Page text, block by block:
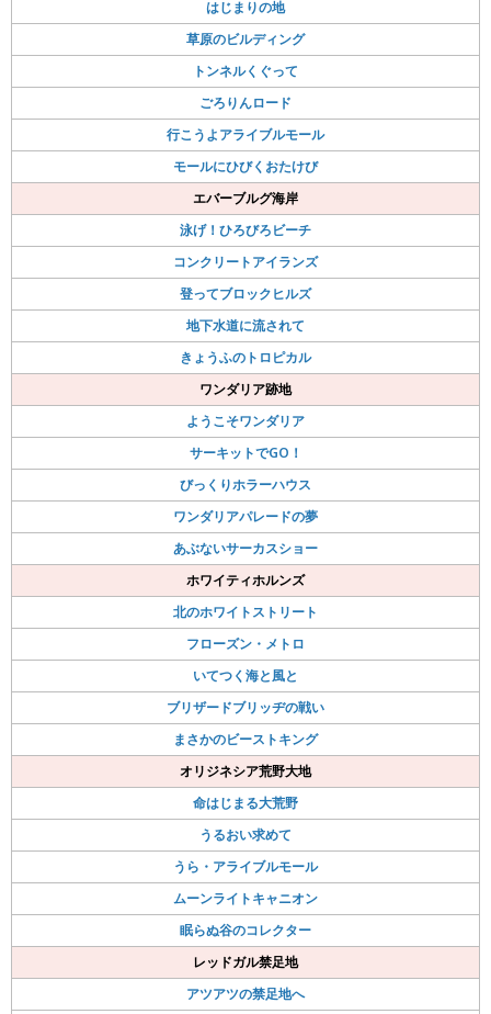
はじまりの地
草原のビルディング
トンネルくぐって
ごろりんロード
行こうよアライブルモール
モールにひびくおたけび
エバーブルグ海岸
泳げ！ひろびろビーチ
コンクリートアイランズ
登ってブロックヒルズ
地下水道に流されて
きょうふのトロピカル
ワンダリア跡地
ようこそワンダリア
サーキットでGO！
びっくりホラーハウス
ワンダリアパレードの夢
あぶないサーカスショー
ホワイティホルンズ
北のホワイトストリート
フローズン・メトロ
いてつく海と風と
ブリザードブリッヂの戦い
まさかのビーストキング
オリジネシア荒野大地
命はじまる大荒野
うるおい求めて
うら・アライブルモール
ムーンライトキャニオン
眠らぬ谷のコレクター
レッドガル禁足地
アツアツの禁足地へ